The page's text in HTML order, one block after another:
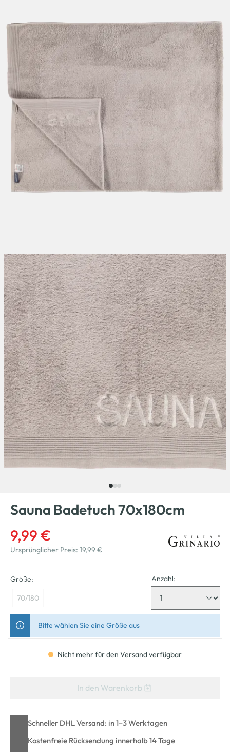
Sauna Badetuch 70x180cm
9,99 €
Ursprünglicher Preis: 19,99 €
Größe:
70/180
Anzahl:
Bitte wählen Sie eine Größe aus
Nicht mehr für den Versand verfügbar
In den Warenkorb
Schneller DHL Versand: in 1–3 Werktagen
Kostenfreie Rücksendung innerhalb 14 Tage